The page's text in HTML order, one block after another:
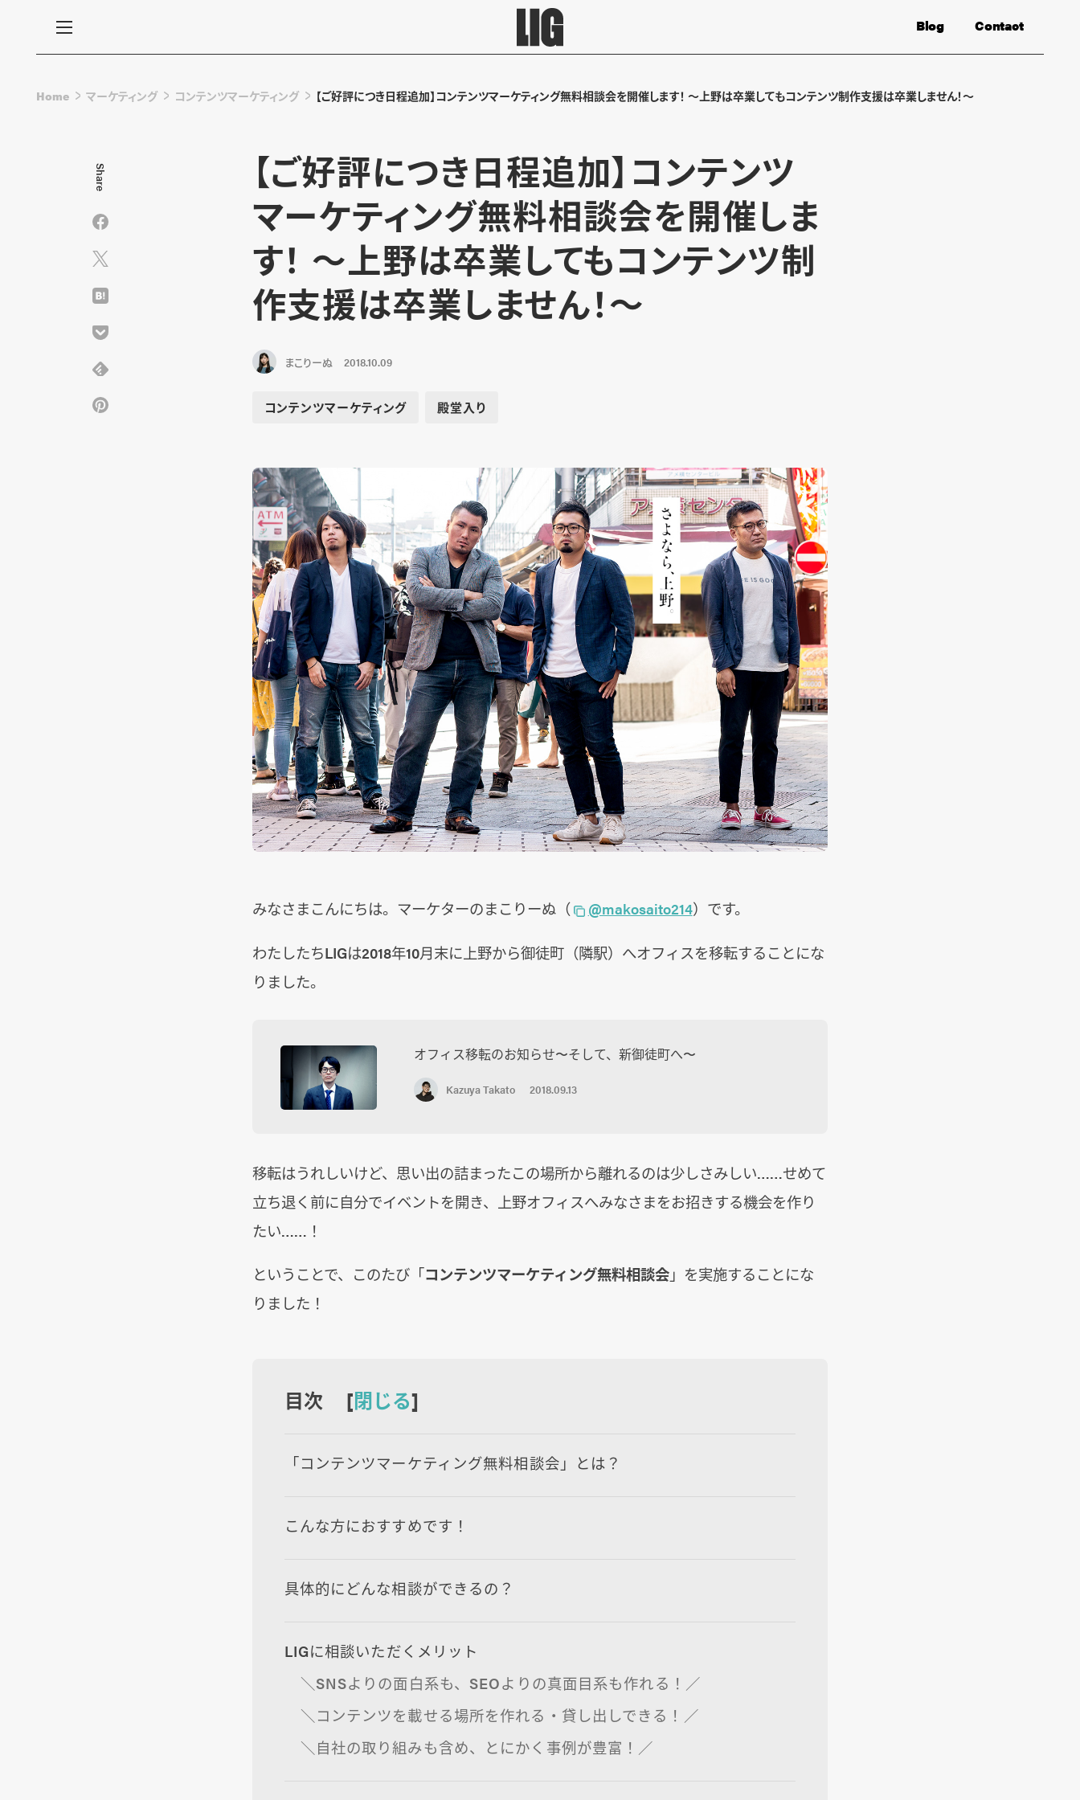
Contact
Blog
Home マーケティング コンテンツマーケティング 【ご好評につき日程追加】コンテンツマーケティング無料相談会を開催します！ ～上野は卒業してもコンテンツ制作支援は卒業しません！～
【ご好評につき日程追加】コンテンツ
マーケティング無料相談会を開催しま
す！ ～上野は卒業してもコンテンツ制
作支援は卒業しません！～
まこりーぬ 2018.10.09
コンテンツマーケティング 殿堂入り
みなさまこんにちは。マーケターのまこりーぬ（ @makosaito214）です。
わたしたちLIGは2018年10月末に上野から御徒町（隣駅）へオフィスを移転することにな
りました。
オフィス移転のお知らせ〜そして、新御徒町へ〜
Kazuya Takato 2018.09.13
移転はうれしいけど、思い出の詰まったこの場所から離れるのは少しさみしい……せめて
立ち退く前に自分でイベントを開き、上野オフィスへみなさまをお招きする機会を作り
たい……！
ということで、このたび「コンテンツマーケティング無料相談会」を実施することにな
りました！
目次 [閉じる]
「コンテンツマーケティング無料相談会」とは？
こんな方におすすめです！
具体的にどんな相談ができるの？
LIGに相談いただくメリット
＼SNSよりの面白系も、SEOよりの真面目系も作れる！／
＼コンテンツを載せる場所を作れる・貸し出しできる！／
＼自社の取り組みも含め、とにかく事例が豊富！／
Share